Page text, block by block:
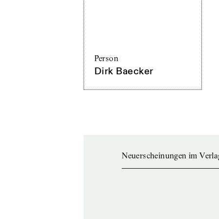
Person
Dirk Baecker
Neuerscheinungen im